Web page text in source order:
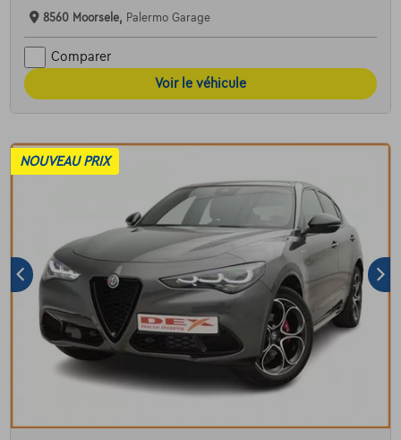
8560 Moorsele, Palermo Garage
Comparer
Voir le véhicule
NOUVEAU PRIX